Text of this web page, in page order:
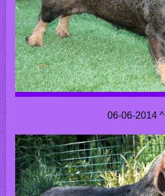
06-06-2014 ^